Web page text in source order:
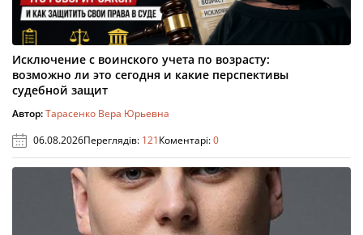
Исключение с воинского учета по возрасту:
возможно ли это сегодня и какие перспективы
судебной защит
Автор:Тарасенко Вера Юрьевна
06.08.2026Переглядів: 121Коментарі:0